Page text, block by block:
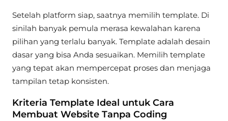
Setelah platform siap, saatnya memilih template. Di
sinilah banyak pemula merasa kewalahan karena
pilihan yang terlalu banyak. Template adalah desain
dasar yang bisa Anda sesuaikan. Memilih template
yang tepat akan mempercepat proses dan menjaga
tampilan tetap konsisten.
Kriteria Template Ideal untuk Cara
Membuat Website Tanpa Coding